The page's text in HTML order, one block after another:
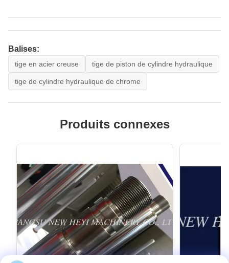
Balises:
tige en acier creuse tige de piston de cylindre hydraulique
tige de cylindre hydraulique de chrome
Produits connexes